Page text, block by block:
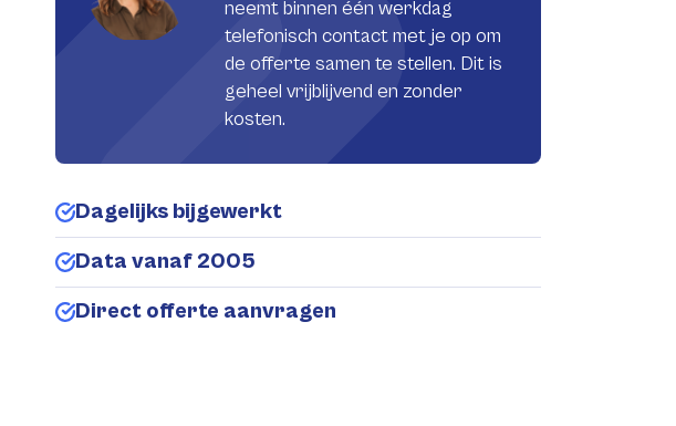
neemt binnen één werkdag
telefonisch contact met je op om
de offerte samen te stellen. Dit is
geheel vrijblijvend en zonder
kosten.
Dagelijks bijgewerkt
Data vanaf 2005
Direct offerte aanvragen